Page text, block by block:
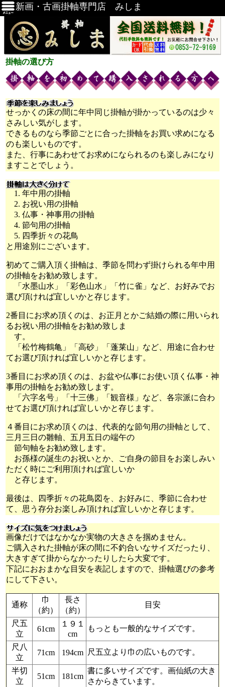
新画・古画掛軸専門店 みしま
掛軸の選び方
せっかくの床の間に年中同じ掛軸が掛かっているのは少々
さみしい気がします。
できるものなら季節ごとに合った掛軸をお買い求めになる
のも楽しいものです。
また、行事にあわせてお求めになられるのも楽しみになり
ますことでしょう。
1. 年中用の掛軸
2. お祝い用の掛軸
3. 仏事・神事用の掛軸
4. 節句用の掛軸
5. 四季折々の花鳥
と用途別にございます。
初めてご購入頂く掛軸は、季節を問わず掛けられる年中用
の掛軸をお勧め致します。
「水墨山水」「彩色山水」「竹に雀」など、お好みでお
選び頂ければ宜しいかと存じます。
2番目にお求め頂くのは、お正月とかご結婚の際に用いられ
るお祝い用の掛軸をお勧め致しま
す。
「松竹梅鶴亀」「高砂」「蓬莱山」など、用途に合わせ
てお選び頂ければ宜しいかと存じます。
3番目にお求め頂くのは、お盆や仏事にお使い頂く仏事・神
事用の掛軸をお勧め致します。
「六字名号」「十三佛」「観音様」など、各宗派に合わ
せてお選び頂ければ宜しいかと存じます。
４番目にお求め頂くのは、代表的な節句用の掛軸として、
三月三日の雛軸、五月五日の端午の
節句軸をお勧め致します。
お孫様の誕生のお祝いとか、ご自身の節目をお楽しみい
ただく時にご利用頂ければ宜しいか
と存じます。
最後は、四季折々の花鳥図を、お好みに、季節に合わせ
て、思う存分お楽しみ頂ければ宜しいかと存じます。
画像だけではなかなか実物の大きさを掴めません。
ご購入された掛軸が床の間に不釣合いなサイズだったり、
大きすぎて掛からなかったりしたら大変です。
下記におおまかな目安を表記しますので、掛軸選びの参考
にして下さい。
通称
巾
（約）
長さ
（約）
目安
尺五
立
61cm
１９１
cm
もっとも一般的なサイズです。
尺八
立
71cm 194cm 尺五立より巾の広いものです。
半切
立
51cm 181cm
書に多いサイズです。画仙紙の大き
さからきています。